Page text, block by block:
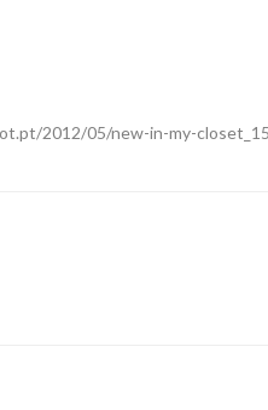
2012/05/new-in-my-